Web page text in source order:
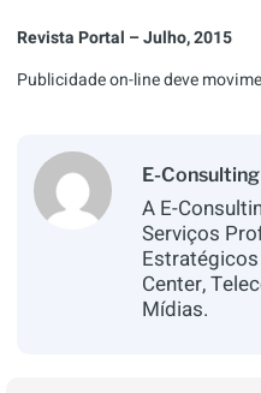
Revista Portal – Julho, 2015
Publicidade on-line deve
E-
A E-
Serviços
Center,
Mídias.